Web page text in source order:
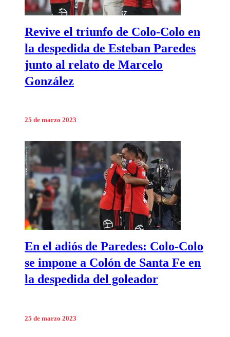
Revive el triunfo de Colo-Colo en
la despedida de Esteban Paredes
junto al relato de Marcelo
González
25 de marzo 2023
En el adiós de Paredes: Colo-Colo
se impone a Colón de Santa Fe en
la despedida del goleador
25 de marzo 2023